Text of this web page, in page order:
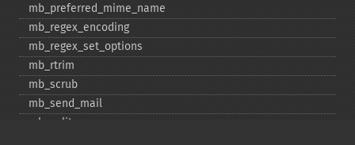
mb_​preferred_​mime_​name
mb_​regex_​encoding
mb_​regex_​set_​options
mb_​rtrim
mb_​scrub
mb_​send_​mail
mb_​split